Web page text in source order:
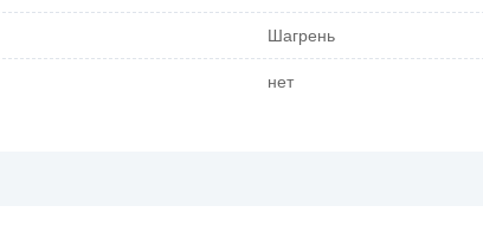
Шагрень
нет